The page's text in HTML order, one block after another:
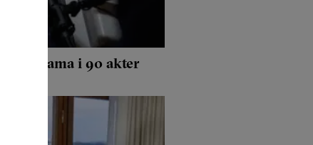
– ett drama i 90 akter